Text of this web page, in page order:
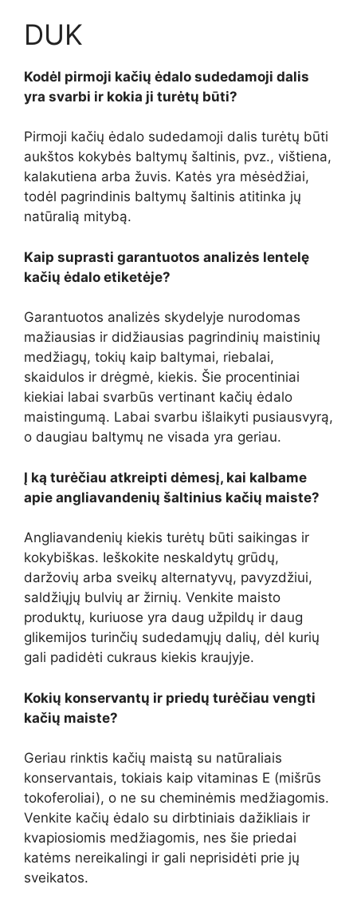
DUK
Kodėl pirmoji kačių ėdalo sudedamoji dalis
yra svarbi ir kokia ji turėtų būti?
Pirmoji kačių ėdalo sudedamoji dalis turėtų būti
aukštos kokybės baltymų šaltinis, pvz., vištiena,
kalakutiena arba žuvis. Katės yra mėsėdžiai,
todėl pagrindinis baltymų šaltinis atitinka jų
natūralią mitybą.
Kaip suprasti garantuotos analizės lentelę
kačių ėdalo etiketėje?
Garantuotos analizės skydelyje nurodomas
mažiausias ir didžiausias pagrindinių maistinių
medžiagų, tokių kaip baltymai, riebalai,
skaidulos ir drėgmė, kiekis. Šie procentiniai
kiekiai labai svarbūs vertinant kačių ėdalo
maistingumą. Labai svarbu išlaikyti pusiausvyrą,
o daugiau baltymų ne visada yra geriau.
Į ką turėčiau atkreipti dėmesį, kai kalbame
apie angliavandenių šaltinius kačių maiste?
Angliavandenių kiekis turėtų būti saikingas ir
kokybiškas. Ieškokite neskaldytų grūdų,
daržovių arba sveikų alternatyvų, pavyzdžiui,
saldžiųjų bulvių ar žirnių. Venkite maisto
produktų, kuriuose yra daug užpildų ir daug
glikemijos turinčių sudedamųjų dalių, dėl kurių
gali padidėti cukraus kiekis kraujyje.
Kokių konservantų ir priedų turėčiau vengti
kačių maiste?
Geriau rinktis kačių maistą su natūraliais
konservantais, tokiais kaip vitaminas E (mišrūs
tokoferoliai), o ne su cheminėmis medžiagomis.
Venkite kačių ėdalo su dirbtiniais dažikliais ir
kvapiosiomis medžiagomis, nes šie priedai
katėms nereikalingi ir gali neprisidėti prie jų
sveikatos.